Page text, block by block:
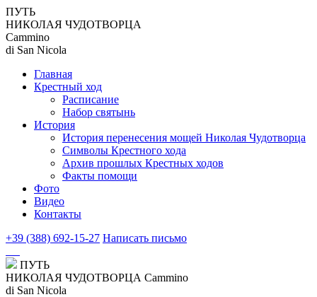
ПУТЬ
НИКОЛАЯ ЧУДОТВОРЦА
Cammino
di San Nicola
Главная
Крестный ход
Расписание
Набор святынь
История
История перенесения мощей Николая Чудотворца
Символы Крестного хода
Архив прошлых Крестных ходов
Факты помощи
Фото
Видео
Контакты
+39 (388) 692-15-27 Написать письмо
ПУТЬ
НИКОЛАЯ ЧУДОТВОРЦА Cammino
di San Nicola